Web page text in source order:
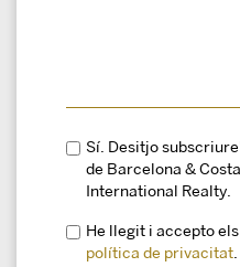
Sí. Desitjo
de Barcelona &
International Realty.
He llegit i accepto els
política de privacitat